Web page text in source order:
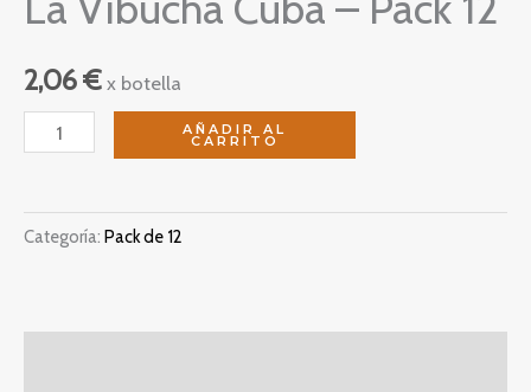
2,06€ x botella
-
AÑADIR AL
CARRITO
Categoría: Pack de 12